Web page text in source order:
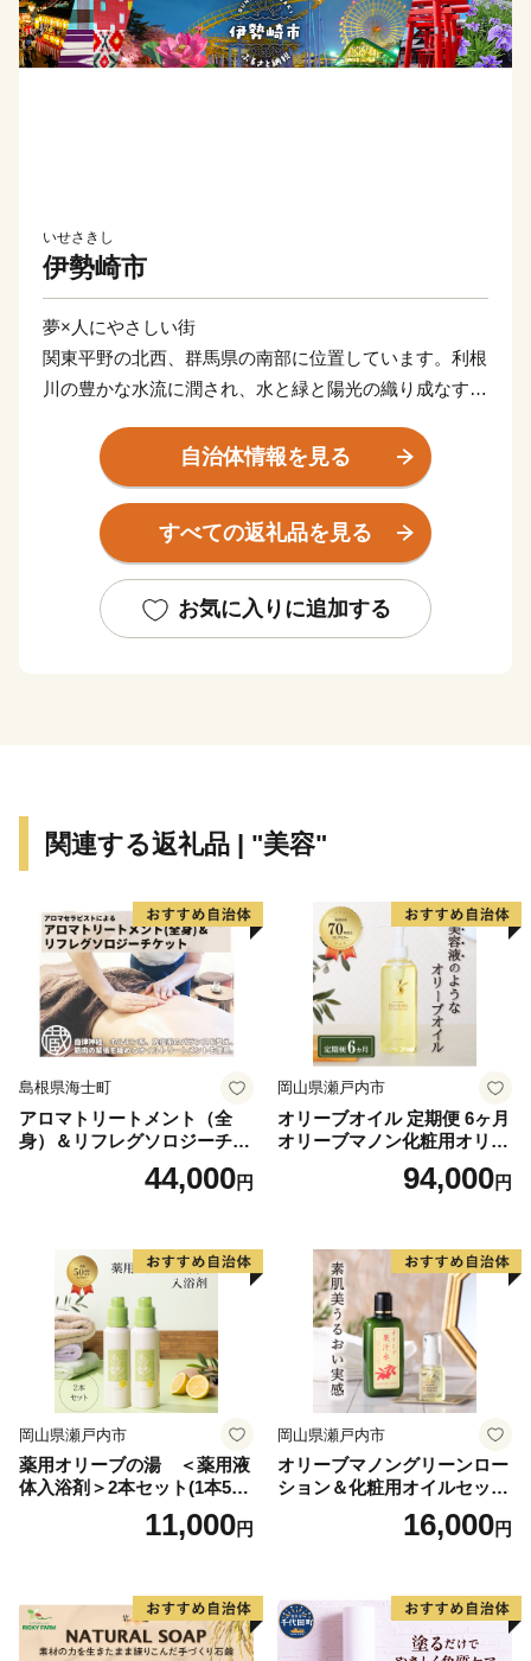
いせさきし
伊勢崎市
夢×人にやさしい街
関東平野の北西、群馬県の南部に位置しています。利根
川の豊かな水流に潤され、水と緑と陽光の織り成なす豊
良く、元気で活力があります。
自治体情報を見る
すべての返礼品を見る
お気に入りに追加する
関連する返礼品 | "美容"
島根県海士町
アロマトリートメント（全
身）＆リフレグソロジーチケ
44,000円
岡山県瀬戸内市
オリーブオイル 定期便 6ヶ月
オリーブマノン化粧用オリー
ブオイル 200ml オリーブ オ
イル 美容 スキンケア 化粧用
94,000円
岡山県瀬戸内市
薬用オリーブの湯 ＜薬用液
体入浴剤＞2本セット(1本500
11,000円
岡山県瀬戸内市
オリーブマノングリーンロー
ション＆化粧用オイルセット
美容グッズ スキンケア 化粧
16,000円